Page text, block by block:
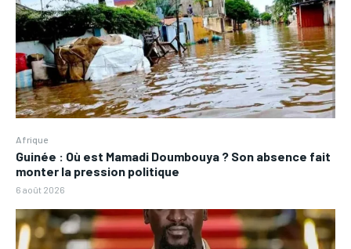
Afrique
Guinée : Où est Mamadi Doumbouya ? Son absence fait
monter la pression politique
6 août 2026